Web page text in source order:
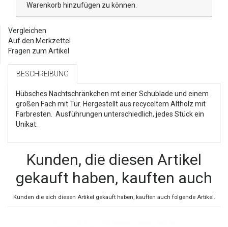
Warenkorb hinzufügen zu können.
Vergleichen
Auf den Merkzettel
Fragen zum Artikel
BESCHREIBUNG
Hübsches Nachtschränkchen mt einer Schublade und einem
großen Fach mit Tür. Hergestellt aus recyceltem Altholz mit
Farbresten. Ausführungen unterschiedlich, jedes Stück ein
Unikat.
Kunden, die diesen Artikel
gekauft haben, kauften auch
Kunden die sich diesen Artikel gekauft haben, kauften auch folgende Artikel.